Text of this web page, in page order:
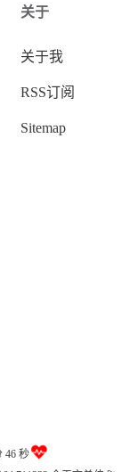
关于
关于我
RSS订阅
Sitemap
47 秒